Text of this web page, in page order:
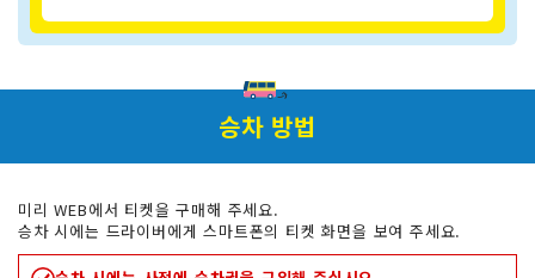
승차 방법
미리 WEB에서 티켓을 구매해 주세요.
승차 시에는 드라이버에게 스마트폰의 티켓 화면을 보여 주세요.